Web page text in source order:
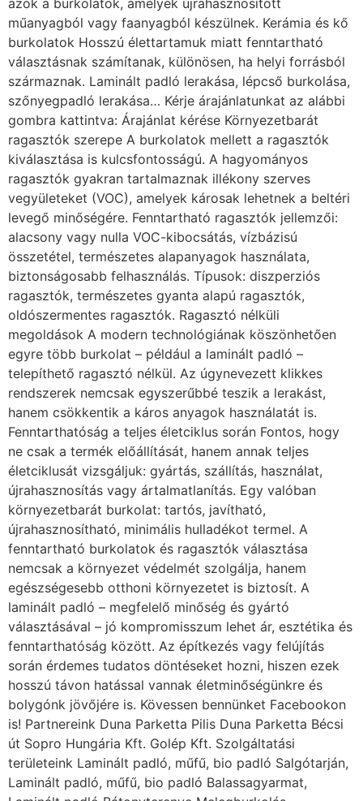
műanyagból vagy faanyagból készülnek. Kerámia és kő
burkolatok Hosszú élettartamuk miatt fenntartható
választásnak számítanak, különösen, ha helyi forrásból
származnak. Laminált padló lerakása, lépcső burkolása,
szőnyegpadló lerakása… Kérje árajánlatunkat az alábbi
gombra kattintva: Árajánlat kérése Környezetbarát
ragasztók szerepe A burkolatok mellett a ragasztók
kiválasztása is kulcsfontosságú. A hagyományos
ragasztók gyakran tartalmaznak illékony szerves
vegyületeket (VOC), amelyek károsak lehetnek a beltéri
levegő minőségére. Fenntartható ragasztók jellemzői:
alacsony vagy nulla VOC-kibocsátás, vízbázisú
összetétel, természetes alapanyagok használata,
biztonságosabb felhasználás. Típusok: diszperziós
ragasztók, természetes gyanta alapú ragasztók,
oldószermentes ragasztók. Ragasztó nélküli
megoldások A modern technológiának köszönhetően
egyre több burkolat – például a laminált padló –
telepíthető ragasztó nélkül. Az úgynevezett klikkes
rendszerek nemcsak egyszerűbbé teszik a lerakást,
hanem csökkentik a káros anyagok használatát is.
Fenntarthatóság a teljes életciklus során Fontos, hogy
ne csak a termék előállítását, hanem annak teljes
életciklusát vizsgáljuk: gyártás, szállítás, használat,
újrahasznosítás vagy ártalmatlanítás. Egy valóban
környezetbarát burkolat: tartós, javítható,
újrahasznosítható, minimális hulladékot termel. A
fenntartható burkolatok és ragasztók választása
nemcsak a környezet védelmét szolgálja, hanem
egészségesebb otthoni környezetet is biztosít. A
laminált padló – megfelelő minőség és gyártó
választásával – jó kompromisszum lehet ár, esztétika és
fenntarthatóság között. Az építkezés vagy felújítás
során érdemes tudatos döntéseket hozni, hiszen ezek
hosszú távon hatással vannak életminőségünkre és
bolygónk jövőjére is. Kövessen bennünket Facebookon
is! Partnereink Duna Parketta Pilis Duna Parketta Bécsi
út Sopro Hungária Kft. Golép Kft. Szolgáltatási
területeink Laminált padló, műfű, bio padló Salgótarján,
Laminált padló, műfű, bio padló Balassagyarmat,